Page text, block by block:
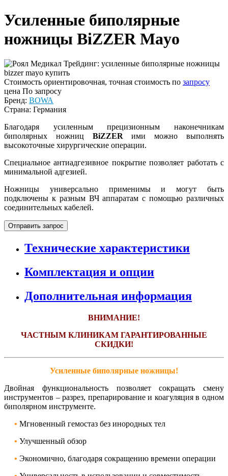
Усиленные биполярные
ножницы BiZZER Mayo
Стоимость ориентировочная, точная стоимость по запросу
цена По запросу
Бренд: BOWA
Страна: Германия
Благодаря усиленным прецизионным наконечникам
биполярных ножниц BiZZER ими можно выполнять
высокоточные хирургические операции.
Специальное антиадгезивное покрытие позволяет работать с
минимальной адгезией.
Ножницы универсально применимы и могут быть
подключены к разным ВЧ аппаратам с помощью различных
соединительных кабелей.
Отправить запрос
Технические характеристики
Комплектация и опции
Дополнительная информация
ВНИМАНИЕ!
ЧАСТНЫМ КЛИНИКАМ ГАРАНТИРОВАННЫЕ
СКИДКИ!
Усиленные биполярные ножницы!
Двойная функциональность позволяет сокращать смену
инструментов – разрез, препарирование и коагуляция в одном
биполярном инструменте.
• Мгновенный гемостаз без инородных тел
• Улучшенный обзор
• Экономично, благодаря сокращению времени операции